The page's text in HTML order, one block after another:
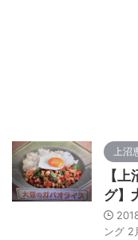
上
【
グ】
ング 2